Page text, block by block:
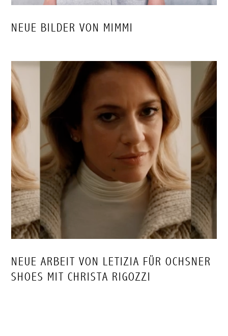
NEUE BILDER VON MIMMI
NEUE ARBEIT VON LETIZIA FÜR OCHSNER
SHOES MIT CHRISTA RIGOZZI